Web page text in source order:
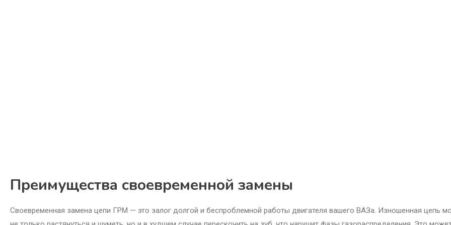
Преимущества своевременной замены
Своевременная замена цепи ГРМ — это залог долгой и беспроблемной работы двигателя вашего ВАЗа. Изношенная цепь